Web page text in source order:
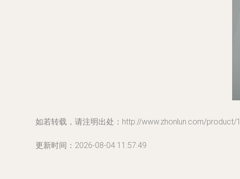
如若转载，请注明出处：http://www.zhonlun.com/product/
更新时间：2026-08-04 11:57:49